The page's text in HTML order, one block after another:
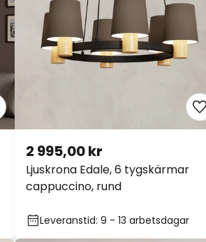
Ljuskrona Edale, 6 tygskärmar
cappuccino, rund
2 995,00 kr
Leveranstid: 9 - 13 arbetsdagar